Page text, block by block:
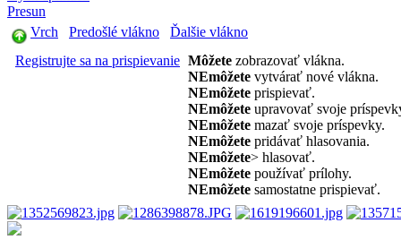
Presun
Vrch
Predošlé vlákno
Ďalšie vlákno
Registrujte sa na prispievanie Môžete zobrazovať vlákna.
NEmôžete vytvárať nové vlákna.
NEmôžete prispievať.
NEmôžete upravovať svoje
NEmôžete mazať svoje príspevky.
NEmôžete pridávať hlasovania.
NEmôžete> hlasovať.
NEmôžete používať prílohy.
NEmôžete samostatne prispievať.